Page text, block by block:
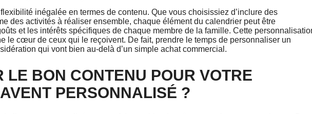
inégalée en termes de contenu. Que vous choisissiez d’inclure des
des activités à réaliser ensemble, chaque élément du calendrier peut être
et les intérêts spécifiques de chaque membre de la famille. Cette
le cœur de ceux qui le reçoivent. De fait, prendre le temps de personnaliser un
qui vont bien au-delà d’un simple achat commercial.
LE BON CONTENU POUR VOTRE
PERSONNALISÉ ?